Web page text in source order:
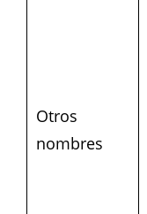
Otros
nombres